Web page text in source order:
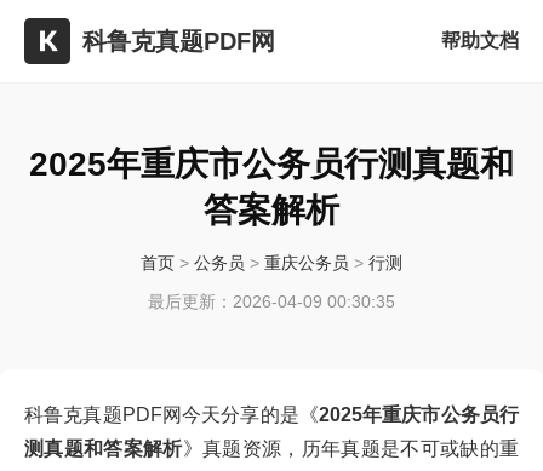
科鲁克真题PDF网 帮助文档
2025年重庆市公务员行测真题和
答案解析
首页 > 公务员 > 重庆公务员 > 行测
最后更新：2026-04-09 00:30:35
科鲁克真题PDF网今天分享的是《2025年重庆市公务员行
测真题和答案解析》真题资源，历年真题是不可或缺的重